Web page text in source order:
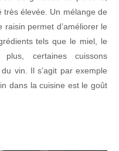
élevée. Un mélange de
permet d’améliorer le
tels que le miel, le
certaines cuissons
vin. Il s’agit par exemple
dans la cuisine est le goût